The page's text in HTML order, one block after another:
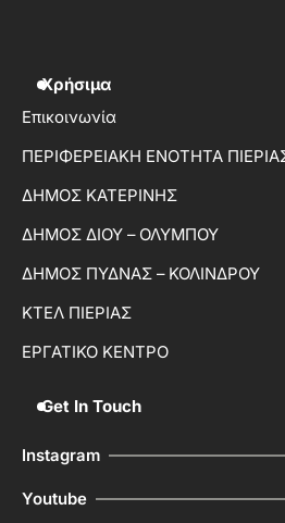
Χρήσιμα
Επικοινωνία
ΠΕΡΙΦΕΡΕΙΑΚΗ ΕΝΟΤΗΤΑ
ΔΗΜΟΣ ΚΑΤΕΡΙΝΗΣ
ΔΗΜΟΣ ΔΙΟΥ – ΟΛΥΜΠΟΥ
ΔΗΜΟΣ ΠΥΔΝΑΣ – ΚΟΛΙΝΔΡΟΥ
ΚΤΕΛ ΠΙΕΡΙΑΣ
ΕΡΓΑΤΙΚΟ ΚΕΝΤΡΟ
Get In Touch
Instagram
Youtube